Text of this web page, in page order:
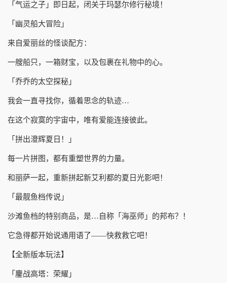
「气运之子」即日起，闭关于玛瑟尔修行秘境！
「幽灵船大冒险」
来自爱丽丝的怪谈配方：
一艘船只，一箱财宝，以及包裹在礼物中的心。
「乔乔的太空探秘」
我会一直寻找你，循着思念的轨迹…
在这个寂寞的宇宙中，唯有爱能连接彼此。
「拼出澄辉夏日！」
每一片拼图，都有重塑世界的力量。
和丽萨一起，重新拼起新艾利都的夏日光影吧！
「最靓鱼档传说」
沙滩鱼档的特别商品，是…自称「海巫师」的邦布？！
它急得都开始说通用语了——快救救它吧！
【全新版本玩法】
「鏖战高塔：荣耀」